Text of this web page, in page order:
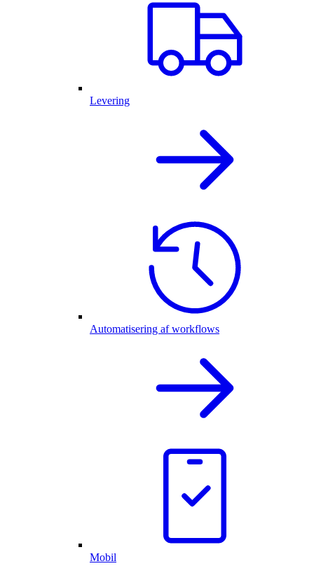
Levering
Automatisering af workflows
Mobil